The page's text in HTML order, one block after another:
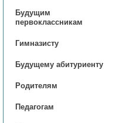
Будущим
первоклассникам
Гимназисту
Будущему абитуриенту
Родителям
Педагогам